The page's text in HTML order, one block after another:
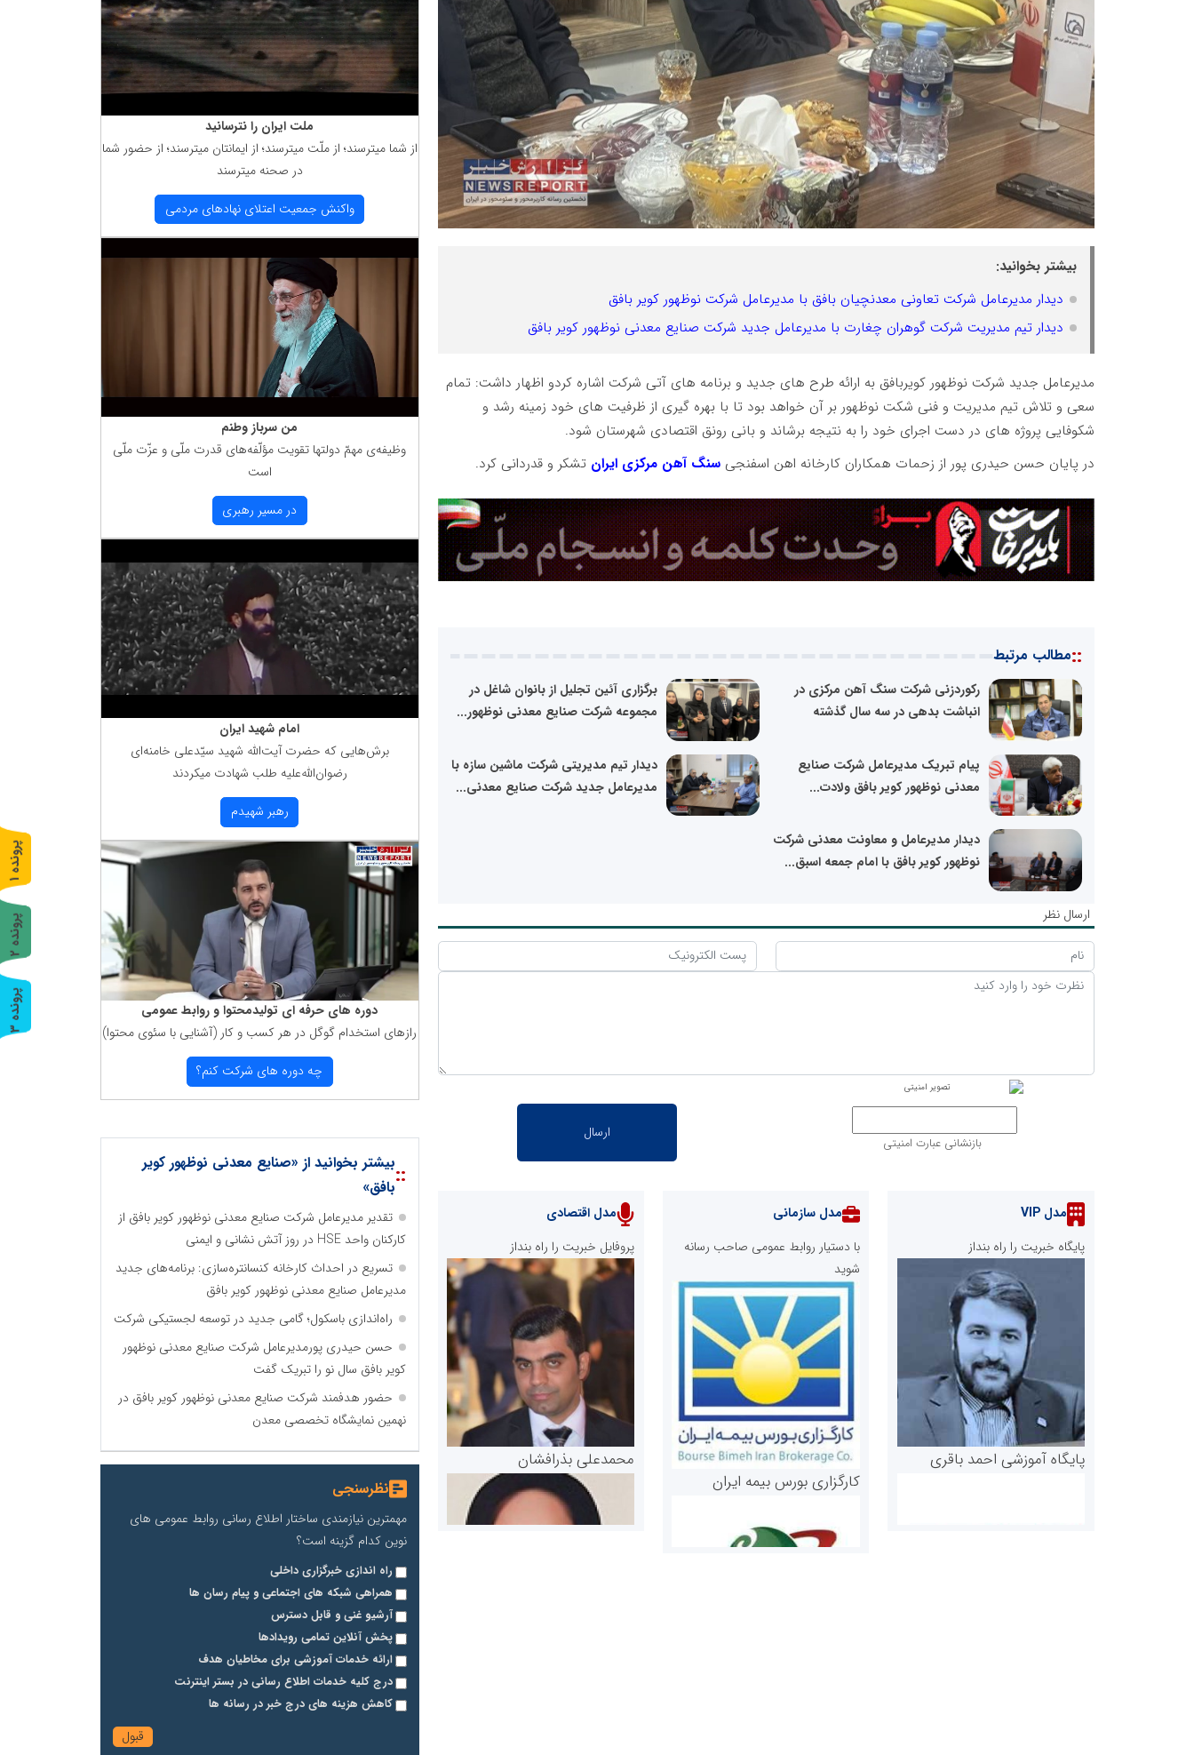
بیشتر بخوانید:
دیدار مدیرعامل شرکت تعاونی معدنچیان بافق با مدیرعامل شرکت نوظهور کویر بافق
دیدار تیم مدیریت شرکت گوهران چغارت با مدیرعامل جدید شرکت صنایع معدنی نوظهور کویر بافق
مدیرعامل جدید شرکت نوظهور کویربافق به ارائه طرح های جدید و برنامه های آتی شرکت اشاره کردو اظهار داشت: تمام
سعی و تلاش تیم مدیریت و فنی شکت نوظهور بر آن خواهد بود تا با بهره گیری از ظرفیت های خود زمینه رشد و
شکوفایی پروژه های در دست اجرای خود را به نتیجه برشاند و بانی رونق اقتصادی شهرستان شود.
در پایان حسن حیدری پور از زحمات همکاران کارخانه اهن اسفنجیسنگ آهن مرکزی ایران تشکر و قدردانی کرد.
::مطالب مرتبط
رکوردزنی شرکت سنگ آهن مرکزی در
انباشت بدهی در سه سال گذشته
برگزاری آئین تجلیل از بانوان شاغل در
مجموعه شرکت صنایع معدنی نوظهور...
پیام تبریک مدیرعامل شرکت صنایع
معدنی نوظهور کویر بافق ولادت...
دیدار تیم مدیریتی شرکت ماشین سازه با
مدیرعامل جدید شرکت صنایع معدنی...
دیدار مدیرعامل و معاونت معدنی شرکت
نوظهور کویر بافق با امام جمعه اسبق...
ارسال نظر
بازنشانی عبارت امنیتی
مدل VIP
پایگاه خبریت را راه بنداز
پایگاه آموزشی احمد باقری
مدل سازمانی
با دستیار روابط عمومی صاحب رسانه
شوید
کارگزاری بورس بیمه ایران
مدل اقتصادی
پروفایل خبریت را راه بنداز
محمدعلی بذرافشان
ملت ایران را نترسانید
از شما میترسند؛ از ملّت میترسند؛ از ایمانتان میترسند؛ از حضور شما
در صحنه میترسند
واكنش جمعیت اعتلای نهادهای مردمی
من سرباز وطنم
وظیفه‌ی مهمّ دولتها تقویت مؤلّفه‌های قدرت ملّی و عزّت ملّی
است
در مسیر رهبری
امام شهید ایران
برش‌هایی كه حضرت آیت‌الله شهید سیّدعلی خامنه‌ای
رضوان‌الله‌علیه طلب شهادت میكردند
رهبر شهیدم
دوره های حرفه ای تولیدمحتوا و روابط عمومی
رازهای استخدام گوگل در هر كسب و كار (آشنایی با سئوی محتوا)
چه دوره های شركت كنم؟
::بیشتر بخوانید از «صنایع معدنی نوظهور کویر
بافق»
تقدیر مدیرعامل شرکت صنایع معدنی نوظهور کویر بافق از
کارکنان واحد HSE در روز آتش نشانی و ایمنی
تسریع در احداث کارخانه کنسانتره‌سازی: برنامه‌های جدید
مدیرعامل صنایع معدنی نوظهور کویر بافق
راه‌اندازی باسکول؛ گامی جدید در توسعه لجستیکی شرکت
حسن حیدری پورمدیرعامل شرکت صنایع معدنی نوظهور
کویر بافق سال نو را تبریک گفت
حضور هدفمند شرکت صنایع معدنی نوظهور کویر بافق در
نهمین نمایشگاه تخصصی معدن
نظرسنجی
مهمترین نیازمندی ساختار اطلاع رسانی روابط عمومی های
نوین کدام گزینه است؟
راه اندازی خبرگزاری داخلی
همراهی شبکه های اجتماعی و پیام رسان ها
آرشیو غنی و قابل دسترس
پخش آنلاین تمامی رویدادها
ارائه خدمات آموزشی برای مخاطیان هدف
درج کلیه خدمات اطلاع رسانی در بستر اینترنت
کاهش هزینه های درج خبر در رسانه ها
پ
ر
و
ن
د
ه
1
پ
ر
و
ن
د
ه
2
پ
ر
و
ن
د
ه
3